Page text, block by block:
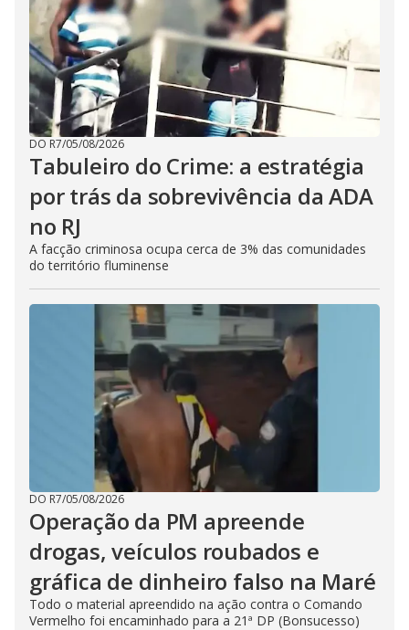
DO R7/05/08/2026
Tabuleiro do Crime: a estratégia
por trás da sobrevivência da ADA
no RJ
A facção criminosa ocupa cerca de 3% das comunidades
do território fluminense
DO R7/05/08/2026
Operação da PM apreende
drogas, veículos roubados e
gráfica de dinheiro falso na Maré
Todo o material apreendido na ação contra o Comando
Vermelho foi encaminhado para a 21ª DP (Bonsucesso)